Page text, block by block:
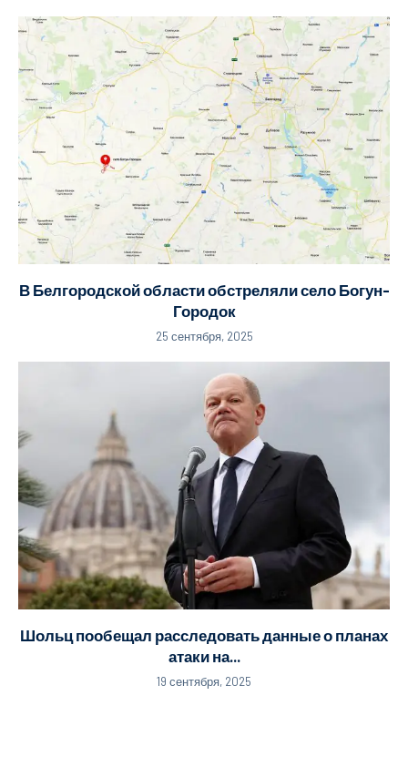
В Белгородской области обстреляли село Богун-
Городок
25 сентября, 2025
Шольц пообещал расследовать данные о планах
атаки на...
19 сентября, 2025